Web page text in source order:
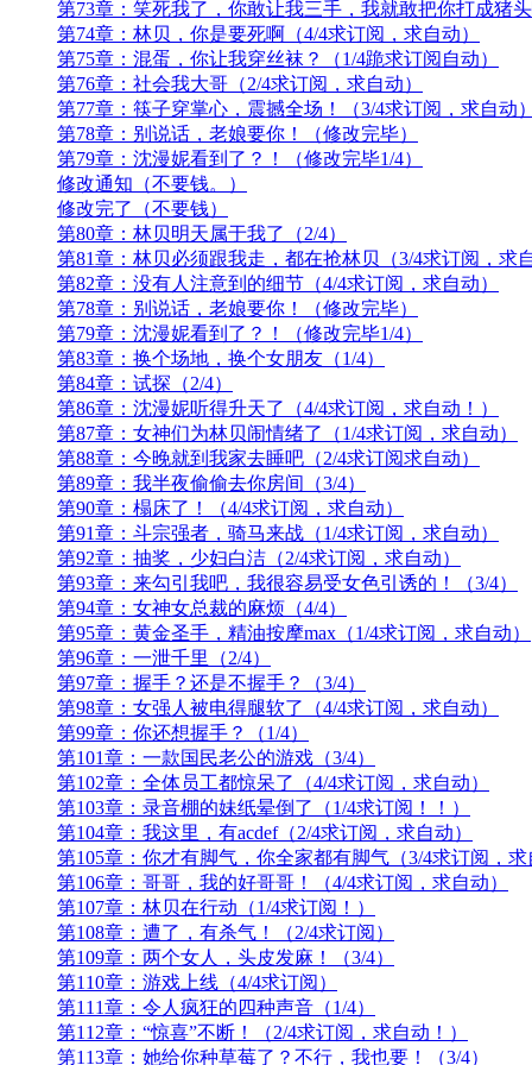
第73章：笑死我了，你敢让我三手，我就敢把你打成猪头
第74章：林贝，你是要死啊（4/4求订阅，求自动）
第75章：混蛋，你让我穿丝袜？（1/4跪求订阅自动）
第76章：社会我大哥（2/4求订阅，求自动）
第77章：筷子穿掌心，震撼全场！（3/4求订阅，求自动）
第78章：别说话，老娘要你！（修改完毕）
第79章：沈漫妮看到了？！（修改完毕1/4）
修改通知（不要钱。）
修改完了（不要钱）
第80章：林贝明天属于我了（2/4）
第81章：林贝必须跟我走，都在抢林贝（3/4求订阅，求自
第82章：没有人注意到的细节（4/4求订阅，求自动）
第78章：别说话，老娘要你！（修改完毕）
第79章：沈漫妮看到了？！（修改完毕1/4）
第83章：换个场地，换个女朋友（1/4）
第84章：试探（2/4）
第86章：沈漫妮听得升天了（4/4求订阅，求自动！）
第87章：女神们为林贝闹情绪了（1/4求订阅，求自动）
第88章：今晚就到我家去睡吧（2/4求订阅求自动）
第89章：我半夜偷偷去你房间（3/4）
第90章：榻床了！（4/4求订阅，求自动）
第91章：斗宗强者，骑马来战（1/4求订阅，求自动）
第92章：抽奖，少妇白洁（2/4求订阅，求自动）
第93章：来勾引我吧，我很容易受女色引诱的！（3/4）
第94章：女神女总裁的麻烦（4/4）
第95章：黄金圣手，精油按摩max（1/4求订阅，求自动）
第96章：一泄千里（2/4）
第97章：握手？还是不握手？（3/4）
第98章：女强人被电得腿软了（4/4求订阅，求自动）
第99章：你还想握手？（1/4）
第101章：一款国民老公的游戏（3/4）
第102章：全体员工都惊呆了（4/4求订阅，求自动）
第103章：录音棚的妹纸晕倒了（1/4求订阅！！）
第104章：我这里，有acdef（2/4求订阅，求自动）
第105章：你才有脚气，你全家都有脚气（3/4求订阅，求
第106章：哥哥，我的好哥哥！（4/4求订阅，求自动）
第107章：林贝在行动（1/4求订阅！）
第108章：遭了，有杀气！（2/4求订阅）
第109章：两个女人，头皮发麻！（3/4）
第110章：游戏上线（4/4求订阅）
第111章：令人疯狂的四种声音（1/4）
第112章：“惊喜”不断！（2/4求订阅，求自动！）
第113章：她给你种草莓了？不行，我也要！（3/4）